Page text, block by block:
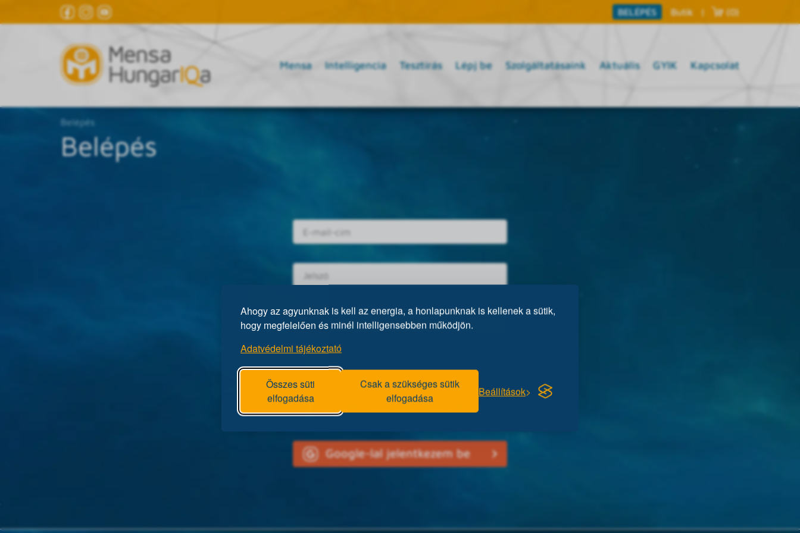
Ahogy az agyunknak is kell az energia, a honlapunknak is kellenek a sütik,
hogy megfelelően és minél intelligensebben működjön.
Adatvédelmi tájékoztató
Összes süti
elfogadása
Csak a szükséges sütik
elfogadása
Beállítások
BELÉPÉS Butik | (0)
Mensa Intelligencia Tesztírás Lépj be Szolgáltatásaink Aktuális GYIK Kapcsolat
Belépés
Belépés
Facebookkal jelentkezem be
Google-lal jelentkezem be